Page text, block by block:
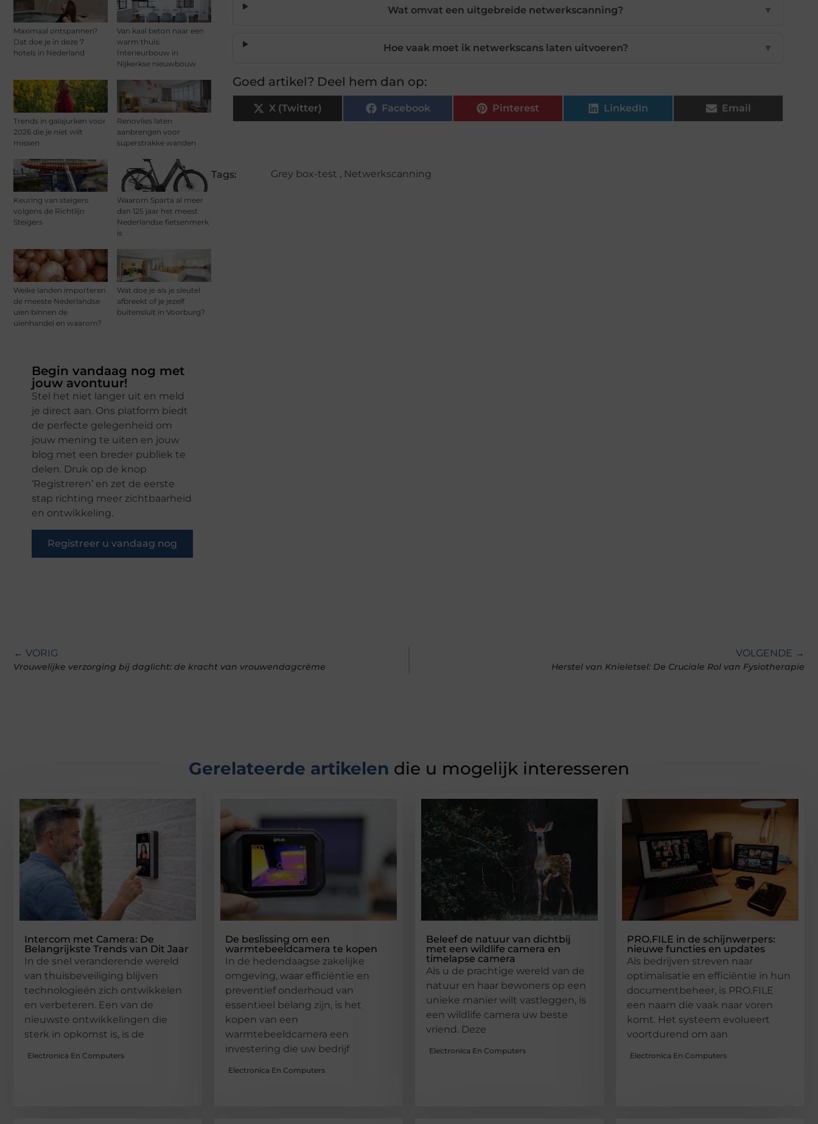
Maximaal ontspannen?
Dat doe je in deze 7
hotels in Nederland
Van kaal beton naar een
warm thuis:
Interieurbouw in
Nijkerkse nieuwbouw
Trends in galajurken voor
2026 die je niet wilt
missen
Renovlies laten
aanbrengen voor
superstrakke wanden
Keuring van steigers
volgens de Richtlijn
Steigers
Waarom Sparta al meer
dan 125 jaar het meest
Nederlandse fietsenmerk
is
Welke landen importeren
de meeste Nederlandse
uien binnen de
uienhandel en waarom?
Wat doe je als je sleutel
afbreekt of je jezelf
buitensluit in Voorburg?
Begin vandaag nog met
jouw avontuur!
Stel het niet langer uit en meld
je direct aan. Ons platform biedt
de perfecte gelegenheid om
jouw mening te uiten en jouw
blog met een breder publiek te
delen. Druk op de knop
‘Registreren’ en zet de eerste
stap richting meer zichtbaarheid
en ontwikkeling.
Registreer u vandaag nog
Wat omvat een uitgebreide netwerkscanning? ▼
Hoe vaak moet ik netwerkscans laten uitvoeren? ▼
Goed artikel? Deel hem dan op:
X (Twitter) Facebook Pinterest LinkedIn Email
Tags: Grey box-test , Netwerkscanning
← VORIG
Vrouwelijke verzorging bij daglicht: de kracht van vrouwendagcrème
VOLGENDE →
Herstel van Knieletsel: De Cruciale Rol van Fysiotherapie
Gerelateerde artikelen die u mogelijk interesseren
Intercom met Camera: De
Belangrijkste Trends van Dit Jaar
In de snel veranderende wereld
van thuisbeveiliging blijven
technologieën zich ontwikkelen
en verbeteren. Een van de
nieuwste ontwikkelingen die
sterk in opkomst is, is de
Electronica En Computers
De beslissing om een
warmtebeeldcamera te kopen
In de hedendaagse zakelijke
omgeving, waar efficiëntie en
preventief onderhoud van
essentieel belang zijn, is het
kopen van een
warmtebeeldcamera een
investering die uw bedrijf
Electronica En Computers
Beleef de natuur van dichtbij
met een wildlife camera en
timelapse camera
Als u de prachtige wereld van de
natuur en haar bewoners op een
unieke manier wilt vastleggen, is
een wildlife camera uw beste
vriend. Deze
Electronica En Computers
PRO.FILE in de schijnwerpers:
nieuwe functies en updates
Als bedrijven streven naar
optimalisatie en efficiëntie in hun
documentbeheer, is PRO.FILE
een naam die vaak naar voren
komt. Het systeem evolueert
voortdurend om aan
Electronica En Computers